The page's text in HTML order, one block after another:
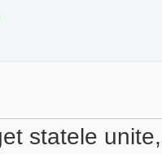
statele